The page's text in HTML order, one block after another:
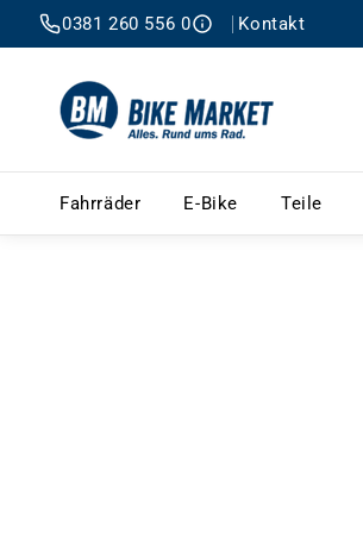
0381 260 556 0 Kontakt
Fahrräder Fahrräder – Menü
E-Bike E-Bike –
Teile